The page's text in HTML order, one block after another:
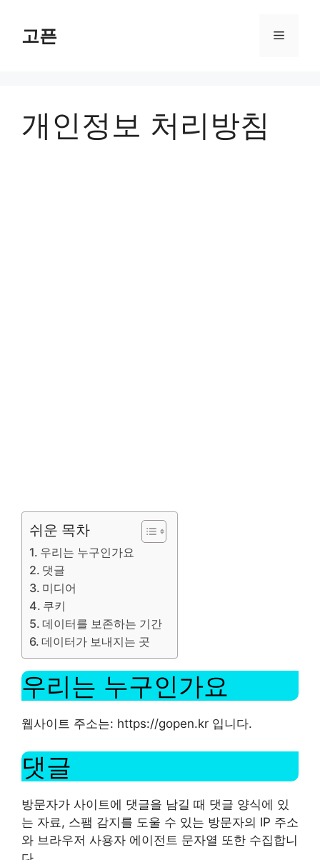
content
고픈 Menu
개인정보 처리방침
쉬운 목차
우리는 누구인가요
댓글
미디어
쿠키
데이터를 보존하는 기간
데이터가 보내지는 곳
우리는 누구인가요
웹사이트 주소는: https://gopen.kr 입니다.
댓글
방문자가 사이트에 댓글을 남길 때 댓글 양식에 있
는 자료, 스팸 감지를 도울 수 있는 방문자의 IP 주소
와 브라우저 사용자 에이전트 문자열 또한 수집합니